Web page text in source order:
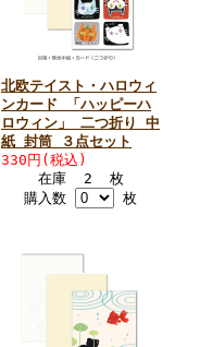
北欧テイスト・ハロウィ
ンカード 「ハッピーハ
ロウィン」 二つ折り 中
紙 封筒 ３点セット
330円(税込)
在庫 2 枚
購入数
枚